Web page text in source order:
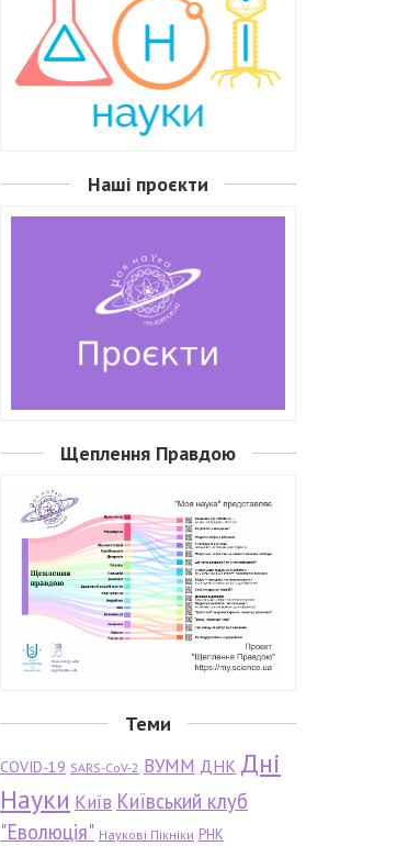
Наші проєкти
Щеплення Правдою
Теми
COVID-19 SARS-CoV-2 ВУММ ДНК Дні
Науки Київ Київський клуб
"Еволюція" Наукові Пікніки РНК